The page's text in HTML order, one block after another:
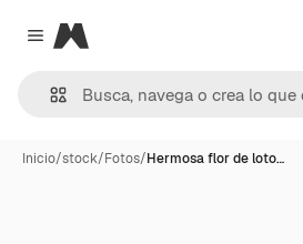
Close menu
Magnific
Inicio/stock/Fotos/Hermosa flor de loto…